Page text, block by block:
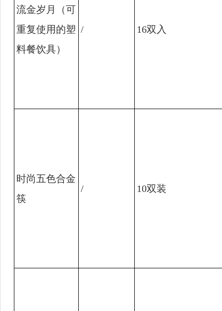
流金岁月（可
重复使用的塑
料餐饮具）
/ 16双入
时尚五色合金
筷
/ 10双装